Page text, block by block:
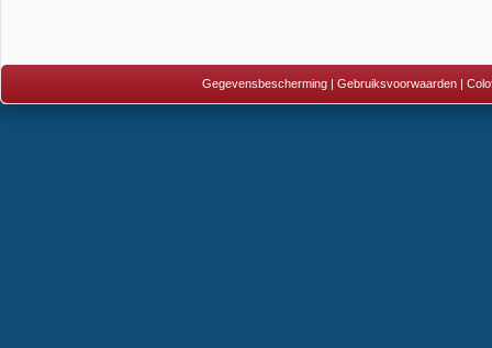
Gegevensbescherming| Gebruiksvoorwaarden|